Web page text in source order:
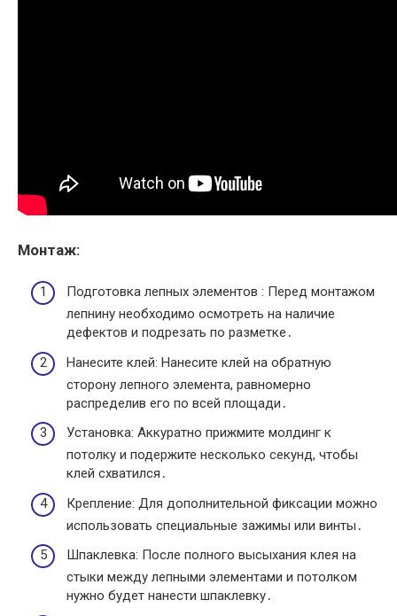
Монтаж:
Подготовка лепных элементов : Перед монтажом
лепнину необходимо осмотреть на наличие
дефектов и подрезать по разметке․
Нанесите клей: Нанесите клей на обратную
сторону лепного элемента, равномерно
распределив его по всей площади․
Установка: Аккуратно прижмите молдинг к
потолку и подержите несколько секунд, чтобы
клей схватился․
Крепление: Для дополнительной фиксации можно
использовать специальные зажимы или винты․
Шпаклевка: После полного высыхания клея на
стыки между лепными элементами и потолком
нужно будет нанести шпаклевку․